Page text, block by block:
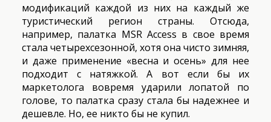
модификаций каждой из них на каждый же
туристический регион страны. Отсюда,
например, палатка MSR Access в свое время
стала четырехсезонной, хотя она чисто зимняя,
и даже применение «весна и осень» для нее
подходит с натяжкой. А вот если бы их
маркетолога вовремя ударили лопатой по
голове, то палатка сразу стала бы надежнее и
дешевле. Но, ее никто бы не купил.